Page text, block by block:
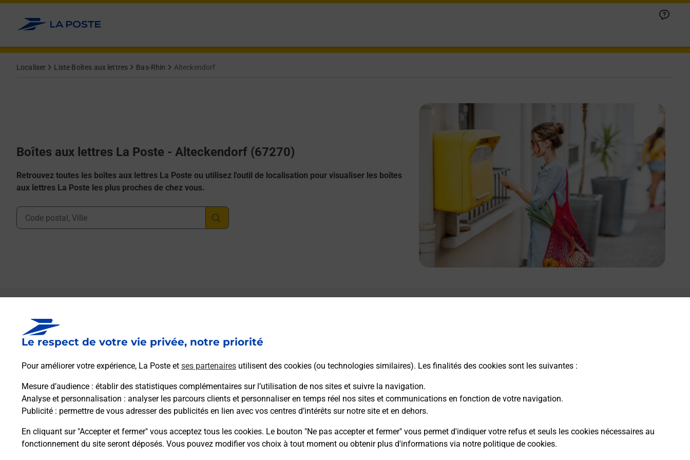
Le respect de votre vie privée, notre priorité
Pour améliorer votre expérience, La Poste et ses partenaires utilisent des cookies (ou technologies similaires). Les finalités des cookies sont les suivantes :
Mesure d’audience : établir des statistiques complémentaires sur l’utilisation de nos sites et suivre la navigation.
Analyse et personnalisation : analyser les parcours clients et personnaliser en temps réel nos sites et communications en fonction de votre navigation.
Publicité : permettre de vous adresser des publicités en lien avec vos centres d’intérêts sur notre site et en dehors.
En cliquant sur "Accepter et fermer" vous acceptez tous les cookies. Le bouton "Ne pas accepter et fermer" vous permet d'indiquer votre refus et seuls les cookies nécessaires au
fonctionnement du site seront déposés. Vous pouvez modifier vos choix à tout moment ou obtenir plus d'informations via notre politique de cookies.
Allez au contenu
Localiser Liste Boîtes aux lettres Bas-Rhin Alteckendorf
Boîtes aux lettres La Poste - Alteckendorf (67270)
Retrouvez toutes les boîtes aux lettres La Poste ou utilisez l'outil de localisation pour visualiser les boîtes
aux lettres La Poste les plus proches de chez vous.
Ville, Département, Code Postal
Boîte aux lettres La Poste
Collecte du courrier aujourd'hui à 09h00
34 Rue De Hochfelden
Itinéraire
57 Rue Principale
Alteckendorf